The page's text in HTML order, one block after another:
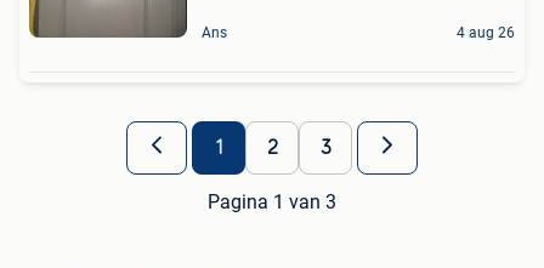
Ans 4 aug 26
1 2 3
Pagina 1 van 3